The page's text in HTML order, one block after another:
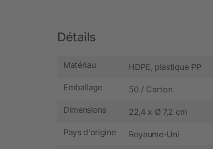
Détails
Matériau HDPE, plastique PP
Emballage 50 / Carton
Dimensions 22,4 x Ø 7,2 cm
Pays d'origine Royaume-Uni